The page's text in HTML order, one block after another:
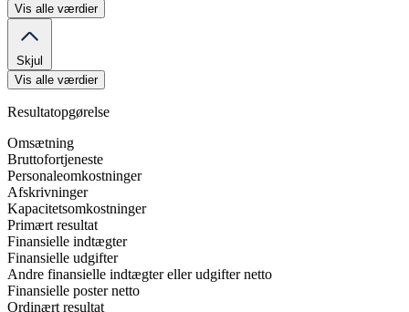
Vis alle værdier
Skjul
Vis alle værdier
Resultatopgørelse
Omsætning
Bruttofortjeneste
Personaleomkostninger
Afskrivninger
Kapacitetsomkostninger
Primært resultat
Finansielle indtægter
Finansielle udgifter
Andre finansielle indtægter eller udgifter netto
Finansielle poster netto
Ordinært resultat